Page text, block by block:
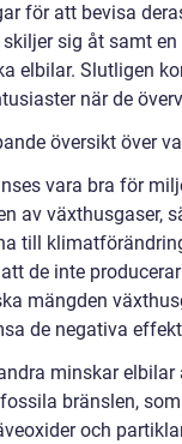
för att bevisa
sig åt samt
elbilar. Slutligen
när de
översikt över
vara bra för
av växthusgaser,
till
de inte
mängden
de negativa
minskar
bränslen,
och